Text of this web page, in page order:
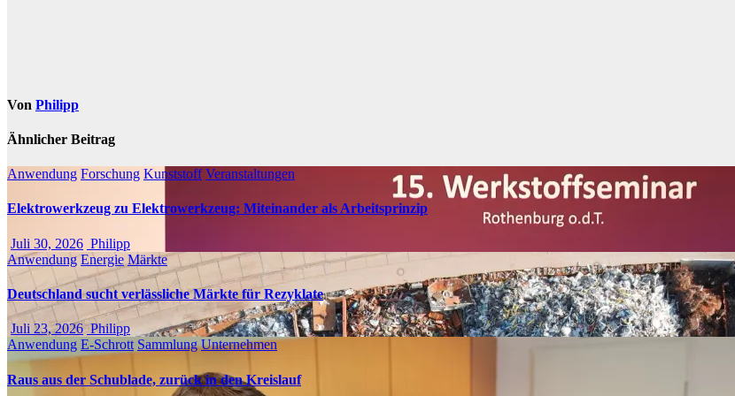
Von Philipp
Ähnlicher Beitrag
Anwendung Forschung Kunststoff Veranstaltungen
Elektrowerkzeug zu Elektrowerkzeug: Miteinander als Arbeitsprinzip
Juli 30, 2026 Philipp
Anwendung Energie Märkte
Deutschland sucht verlässliche Märkte für Rezyklate
Juli 23, 2026 Philipp
Anwendung E-Schrott Sammlung Unternehmen
Raus aus der Schublade, zurück in den Kreislauf